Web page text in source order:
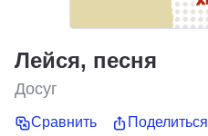
Лейся, песня
Досуг
Сравнить Поделиться